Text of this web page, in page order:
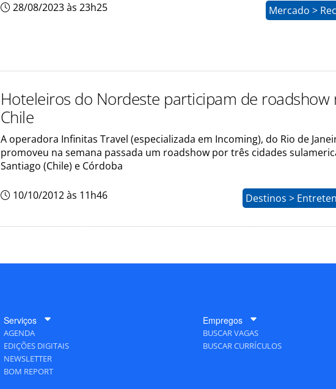
28/08/2023 às 23h25 Mercado >
Hoteleiros do Nordeste participam de roadshow
Chile
A operadora Infinitas Travel (especializada em Incoming), do Rio de
promoveu na semana passada um roadshow por três cidades
Santiago (Chile) e Córdoba
10/10/2012 às 11h46 Destinos >
Serviços
AGENDA
EDIÇÕES DIGITAIS
NEWSLETTER
BOM REPORT
Empregos
BUSCAR VAGAS
BUSCAR CURRÍCULOS